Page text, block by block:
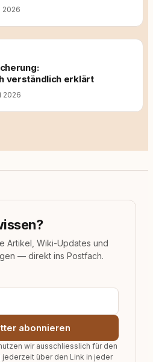
2026
verständlich erklärt
2026
Artikel, Wiki-Updates und
— direkt ins Postfach.
abonnieren
wir ausschliesslich für den
über den Link in jeder